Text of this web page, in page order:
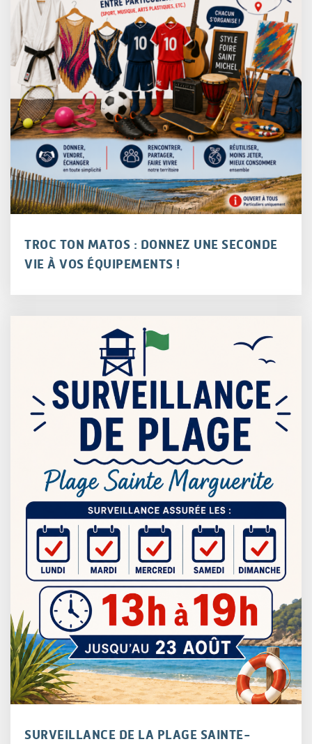
TROC TON MATOS : DONNEZ UNE SECONDE
VIE À VOS ÉQUIPEMENTS !
SURVEILLANCE DE LA PLAGE SAINTE-